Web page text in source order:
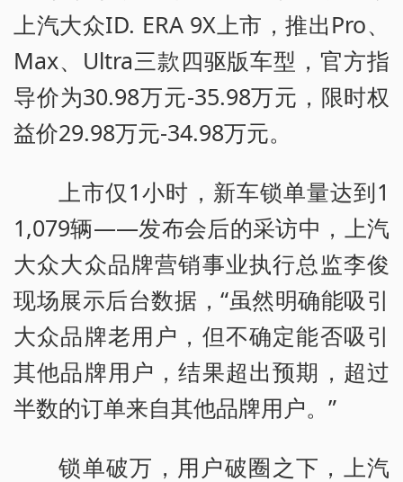
上汽大众ID. ERA 9X上市，推出Pro、
Max、Ultra三款四驱版车型，官方指
导价为30.98万元-35.98万元，限时权
益价29.98万元-34.98万元。
上市仅1小时，新车锁单量达到1
1,079辆——发布会后的采访中，上汽
大众大众品牌营销事业执行总监李俊
现场展示后台数据，“虽然明确能吸引
大众品牌老用户，但不确定能否吸引
其他品牌用户，结果超出预期，超过
半数的订单来自其他品牌用户。”
锁单破万，用户破圈之下，上汽